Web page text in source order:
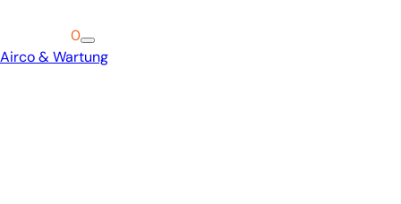
0
Airco & Wartung